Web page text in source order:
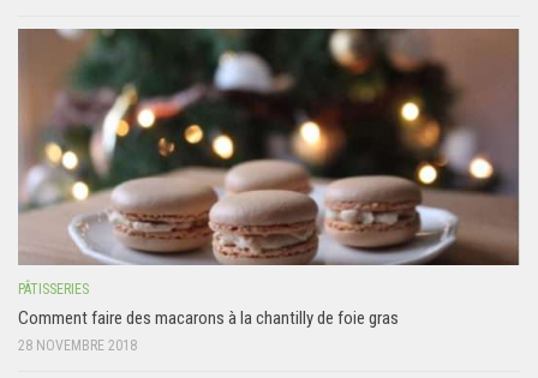
PÂTISSERIES
Comment faire des macarons à la chantilly de foie gras
28 NOVEMBRE 2018